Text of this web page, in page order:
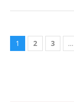
1 2 3 …